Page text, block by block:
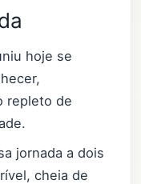
hoje se
repleto de
jornada a dois
cheia de